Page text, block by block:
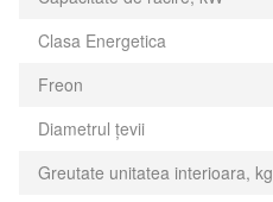
Clasa Energetica
Freon
Diametrul țevii
Greutate unitatea interioara, kg